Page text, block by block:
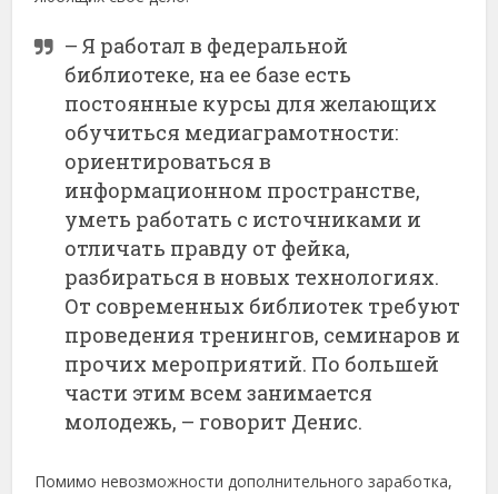
– Я работал в федеральной
библиотеке, на ее базе есть
постоянные курсы для желающих
обучиться медиаграмотности:
ориентироваться в
информационном пространстве,
уметь работать с источниками и
отличать правду от фейка,
разбираться в новых технологиях.
От современных библиотек требуют
проведения тренингов, семинаров и
прочих мероприятий. По большей
части этим всем занимается
молодежь, – говорит Денис.
Помимо невозможности дополнительного заработка,